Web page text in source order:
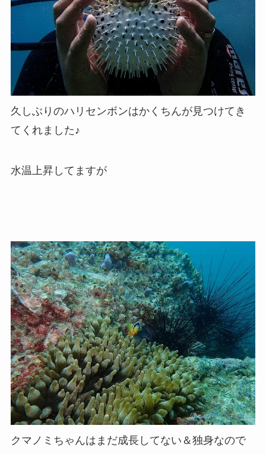
久しぶりのハリセンボンはかくちんが見つけてき
てくれました♪
水温上昇してますが
クマノミちゃんはまだ成長してない＆独身なので